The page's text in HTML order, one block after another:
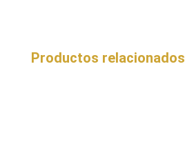
Productos relacionados